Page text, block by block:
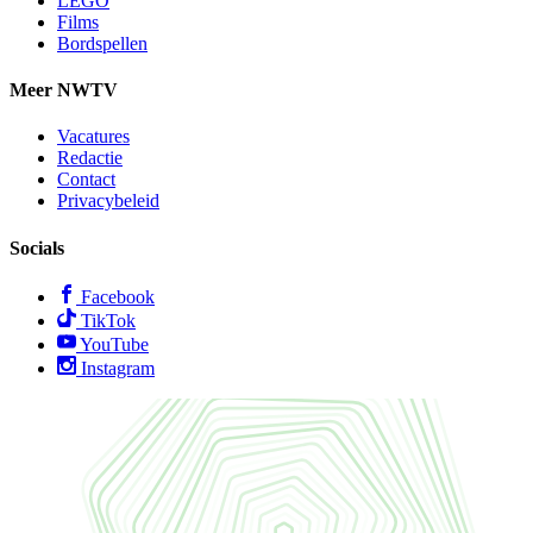
Films
Bordspellen
Meer NWTV
Vacatures
Redactie
Contact
Privacybeleid
Socials
Facebook
TikTok
YouTube
Instagram